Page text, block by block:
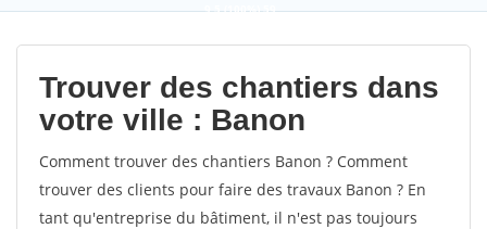
9,5(100%)59
votes
Trouver des chantiers dans
votre ville : Banon
Comment trouver des chantiers Banon ? Comment
trouver des clients pour faire des travaux Banon ? En
tant qu'entreprise du bâtiment, il n'est pas toujours